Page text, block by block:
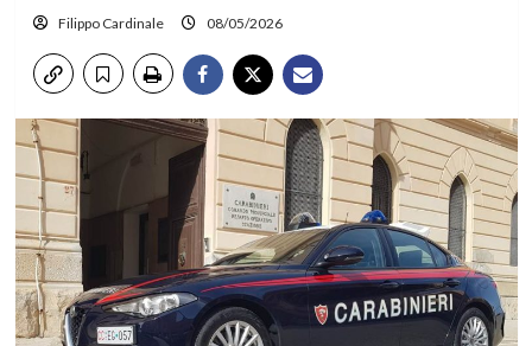
Filippo Cardinale 08/05/2026